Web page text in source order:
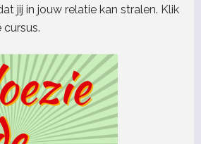
jij in jouw relatie kan stralen. Klik